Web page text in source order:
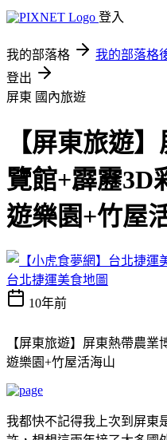
登入
我的部落格 我的部落格
登出
屏東 國內旅遊
【屏東旅遊
覽館+霹靂3D
遊樂園+竹屋
台北捷運美食地圖
10年前
【屏東旅遊】屏東熱帶農
遊樂園+竹屋活海山
我都快不記得我上次到屏東